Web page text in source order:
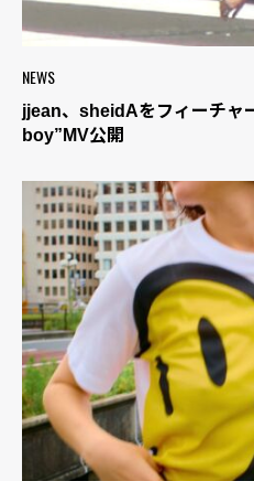
NEWS
jjean、sheidAをフィーチャ
boy”MV公開